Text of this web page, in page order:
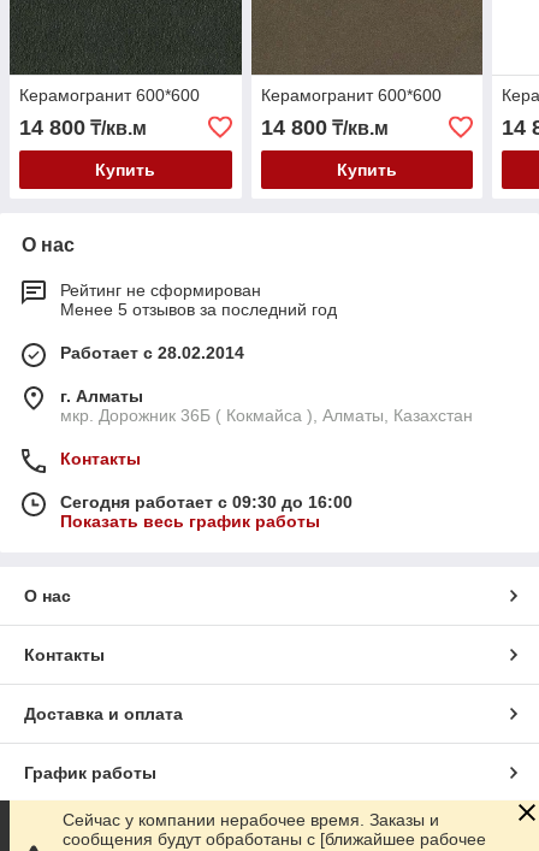
Керамогранит 600*600
14 800 ₸/кв.м
Купить
Керамогранит 600*600
14 800₸/кв.м
Купить
14
О нас
Рейтинг не сформирован
Менее 5 отзывов за последний год
Работает с 28.02.2014
г. Алматы
мкр. Дорожник 36Б ( Кокмайса ), Алматы, Казахстан
Контакты
Сегодня работает с 09:30 до 16:00
Показать весь график работы
О нас
Контакты
Доставка и оплата
График работы
Полная версия сайта
Сейчас у компании нерабочее время. Заказы и
сообщения будут обработаны с [ближайшее рабочее